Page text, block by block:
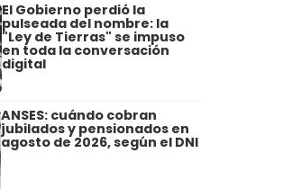
El Gobierno perdió la
pulseada del nombre: la
"Ley de Tierras" se impuso
en toda la conversación
digital
ANSES: cuándo cobran
jubilados y pensionados en
agosto de 2026, según el DNI